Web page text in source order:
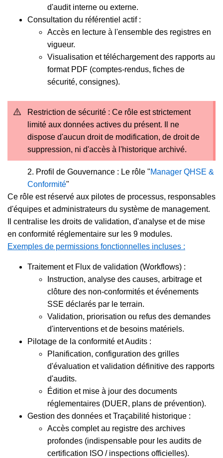
d'audit interne ou externe.
Consultation du référentiel actif :
Accès en lecture à l'ensemble des registres en
vigueur.
Visualisation et téléchargement des rapports au
format PDF (comptes-rendus, fiches de
sécurité, consignes).
Restriction de sécurité : Ce rôle est strictement
limité aux données actives du présent. Il ne
dispose d'aucun droit de modification, de droit de
suppression, ni d'accès à l'historique archivé.
2. Profil de Gouvernance : Le rôle "Manager QHSE &
Conformité"
Ce rôle est réservé aux pilotes de processus, responsables
d'équipes et administrateurs du système de management.
Il centralise les droits de validation, d'analyse et de mise
en conformité réglementaire sur les 9 modules.
Exemples de permissions fonctionnelles incluses :
Traitement et Flux de validation (Workflows) :
Instruction, analyse des causes, arbitrage et
clôture des non-conformités et événements
SSE déclarés par le terrain.
Validation, priorisation ou refus des demandes
d'interventions et de besoins matériels.
Pilotage de la conformité et Audits :
Planification, configuration des grilles
d'évaluation et validation définitive des rapports
d'audits.
Édition et mise à jour des documents
réglementaires (DUER, plans de prévention).
Gestion des données et Traçabilité historique :
Accès complet au registre des archives
profondes (indispensable pour les audits de
certification ISO / inspections officielles).